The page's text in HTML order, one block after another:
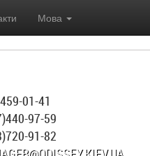
Мова
01-41
97-59
91-82